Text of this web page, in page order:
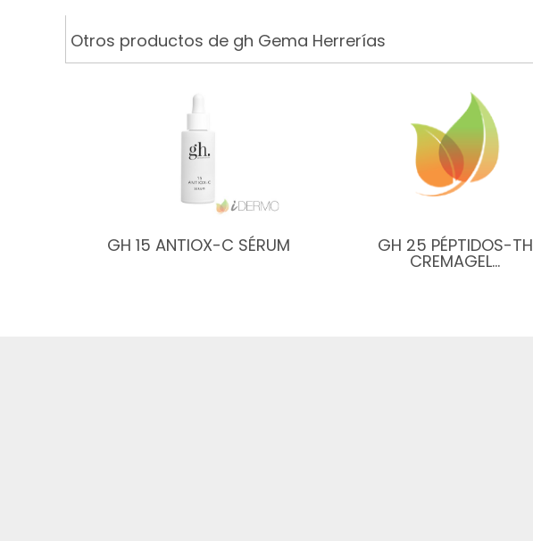
Otros productos de gh Gema Herrerías
GH 15 ANTIOX-C SÉRUM GH 25 PÉPTIDOS-TH
CREMAGEL…